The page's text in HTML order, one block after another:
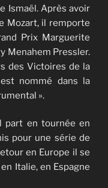
Ismaël. Après avoir
Mozart, il remporte
Prix Marguerite
Menahem Pressler.
des Victoires de la
nommé dans la
».
part en tournée en
pour une série de
en Europe il se
Italie, en Espagne